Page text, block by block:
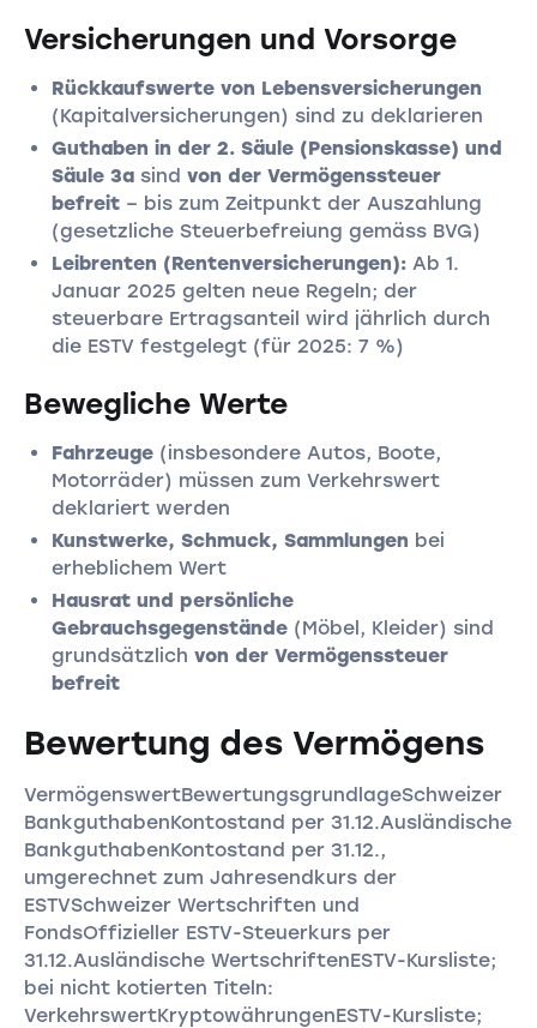
Versicherungen und Vorsorge
Rückkaufswerte von Lebensversicherungen
(Kapitalversicherungen) sind zu deklarieren
Guthaben in der 2. Säule (Pensionskasse) und
Säule 3a sindvon der Vermögenssteuer
befreit – bis zum Zeitpunkt der Auszahlung
(gesetzliche Steuerbefreiung gemäss BVG)
Leibrenten (Rentenversicherungen): Ab 1.
Januar 2025 gelten neue Regeln; der
steuerbare Ertragsanteil wird jährlich durch
die ESTV festgelegt (für 2025: 7 %)
Bewegliche Werte
Fahrzeuge (insbesondere Autos, Boote,
Motorräder) müssen zum Verkehrswert
deklariert werden
Kunstwerke, Schmuck, Sammlungen bei
erheblichem Wert
Hausrat und persönliche
Gebrauchsgegenstände (Möbel, Kleider) sind
grundsätzlichvon der Vermögenssteuer
befreit
Bewertung des Vermögens
VermögenswertBewertungsgrundlageSchweizer
BankguthabenKontostand per 31.12.Ausländische
BankguthabenKontostand per 31.12.,
umgerechnet zum Jahresendkurs der
ESTVSchweizer Wertschriften und
FondsOffizieller ESTV-Steuerkurs per
31.12.Ausländische WertschriftenESTV-Kursliste;
bei nicht kotierten Titeln:
VerkehrswertKryptowährungenESTV-Kursliste;